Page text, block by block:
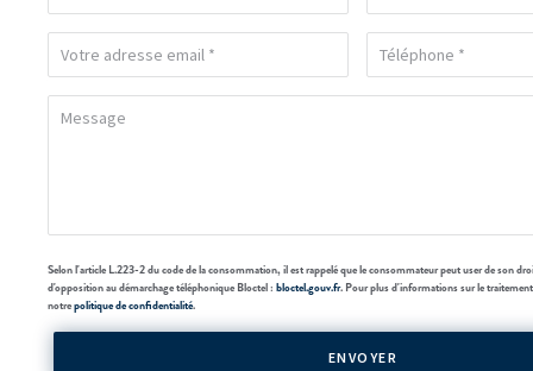
Selon l'article L.223-2 du code de la consommation, il est rappelé que le consommateur peut user de son
d'opposition au démarchage téléphonique Bloctel : bloctel.gouv.fr. Pour plus d'informations sur le
notrepolitique de confidentialité.